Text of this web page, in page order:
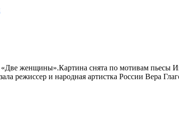
женщины».Картина снята по мотивам пьесы
режиссер и народная артистка России Вера